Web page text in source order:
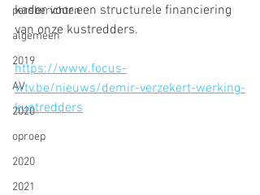
persberichten
algemeen
2019
AV
2020
oproep
2020
2021
kader voor een structurele financiering
van onze kustredders.
https://www.focus-
wtv.be/nieuws/demir-verzekert-werking-
kustredders